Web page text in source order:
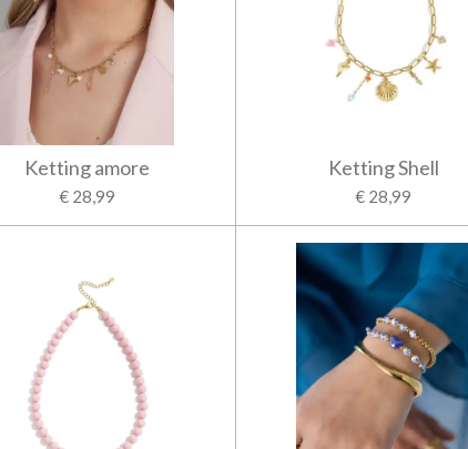
Ketting amore
€ 28,99
Ketting Shell
€ 28,99